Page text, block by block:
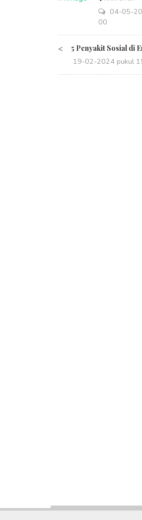
04-05-
08:00
< 5 Penyakit Sosial di
19-02-2024 pukul